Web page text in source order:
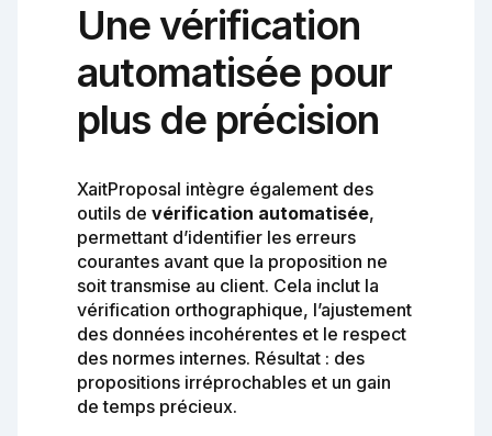
Une vérification
automatisée pour
plus de précision
XaitProposal intègre également des
outils devérification automatisée,
permettant d’identifier les erreurs
courantes avant que la proposition ne
soit transmise au client. Cela inclut la
vérification orthographique, l’ajustement
des données incohérentes et le respect
des normes internes. Résultat : des
propositions irréprochables et un gain
de temps précieux.